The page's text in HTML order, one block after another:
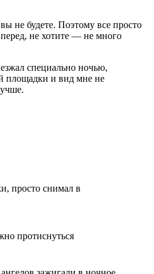
не будете. Поэтому все просто
не хотите — не много
специально ночью,
площадки и вид мне не
просто снимал в
протиснуться